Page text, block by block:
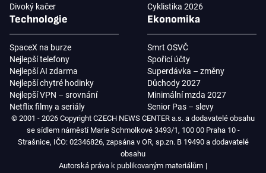
Divoký kačer
Cyklistika 2026
Technologie
SpaceX na burze
Nejlepší telefony
Nejlepší AI zdarma
Nejlepší chytré hodinky
Nejlepší VPN – srovnání
Netflix filmy a seriály
Ekonomika
Smrt OSVČ
Spořicí účty
Superdávka – změny
Důchody 2027
Minimální mzda 2027
Senior Pas – slevy
© 2001 - 2026 Copyright CZECH NEWS CENTER a.s. a dodavatelé obsahu
se sídlem náměstí Marie Schmolkové 3493/1, 100 00 Praha 10 -
Strašnice, IČO: 02346826, zapsána v OR, sp.zn. B 19490 a dodavatelé
obsahu
Autorská práva k publikovaným materiálům